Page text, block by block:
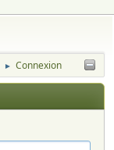
► Connexion